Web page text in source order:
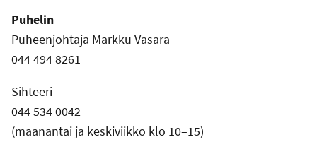
Puhelin
Puheenjohtaja Markku Vasara
044 494 8261
Sihteeri
044 534 0042
(maanantai ja keskiviikko klo 10–15)